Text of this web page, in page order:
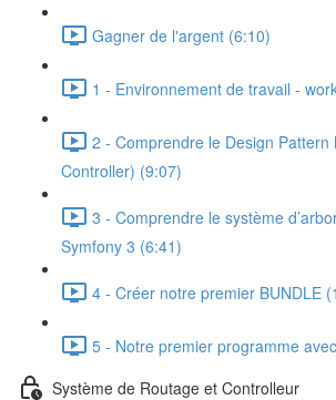
Gagner de l'argent (6:10)
1 - Environnement de travail -
2 - Comprendre le Design Pattern
Controller) (9:07)
3 - Comprendre le système
Symfony 3 (6:41)
4 - Créer notre premier BUNDLE
5 - Notre premier programme
Système de Routage et Controlleur